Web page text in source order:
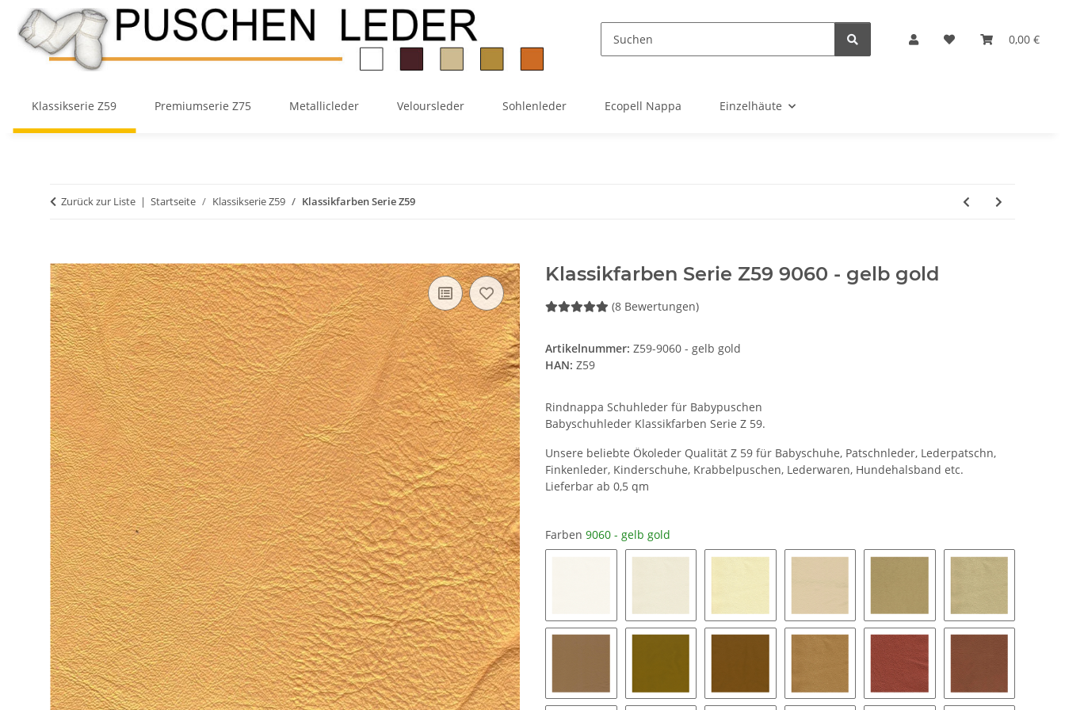
0,00 €
Klassikserie Z59 Premiumserie Z75 Metallicleder Veloursleder Sohlenleder Ecopell Nappa Einzelhäute
Zurück zur Liste Startseite Klassikserie Z59 Klassikfarben Serie Z59
Klassikfarben Serie Z59 9060 - gelb gold
(8 Bewertungen)
Artikelnummer: Z59-9060 - gelb gold
HAN: Z59
Rindnappa Schuhleder für Babypuschen
Babyschuhleder Klassikfarben Serie Z 59.
Unsere beliebte Ökoleder Qualität Z 59 für Babyschuhe, Patschnleder, Lederpatschn,
Finkenleder, Kinderschuhe, Krabbelpuschen, Lederwaren, Hundehalsband etc.
Lieferbar ab 0,5 qm
Farben 9060 - gelb gold
1000 - reinweiß1050 - cremeweiß1100 - creme 1150 - sand 1170 - champagner1200 - beige
1250 - beigebraun1260 - senf 1280 - curry 1300 - karamel1350 - terrakotta1400 - cognac